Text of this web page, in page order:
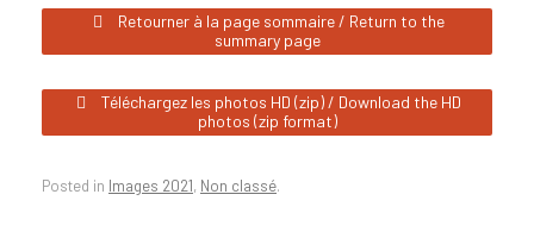
Retourner à la page sommaire / Return to the
summary page
Téléchargez les photos HD (zip) / Download the HD
photos (zip format)
Posted in Images 2021, Non classé.